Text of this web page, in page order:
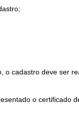
cadastro deve ser
o certificado